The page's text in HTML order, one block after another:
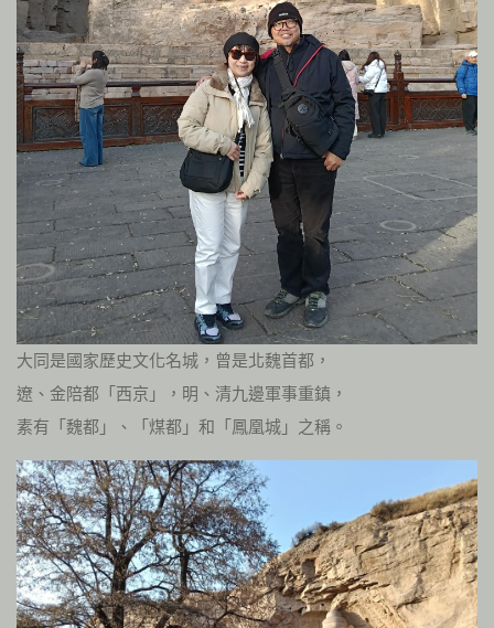
大同是國家歷史文化名城，曾是北魏首都，
遼、金陪都「西京」，明、清九邊軍事重鎮，
素有「魏都」、「煤都」和「鳳凰城」之稱。